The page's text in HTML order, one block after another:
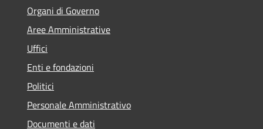
Organi di Governo
Aree Amministrative
Uffici
Enti e fondazioni
Politici
Personale Amministrativo
Documenti e dati